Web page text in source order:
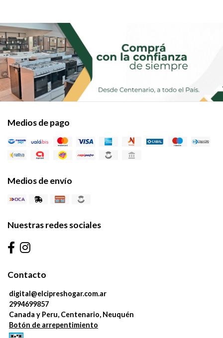
Medios de pago
Medios de envío
Nuestras redes sociales
Contacto
digital@elcipreshogar.com.ar
2994699857
Canada y Peru, Centenario, Neuquén
Botón de arrepentimiento